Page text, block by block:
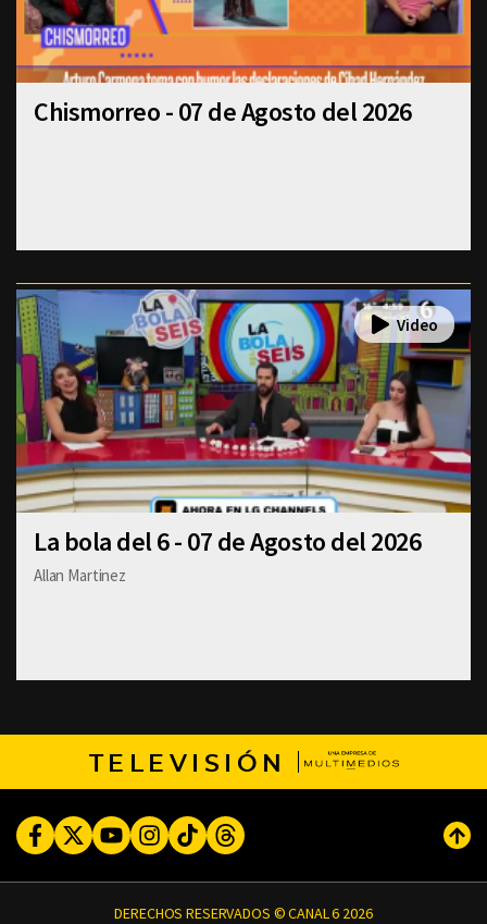
Chismorreo - 07 de Agosto del 2026
La bola del 6 - 07 de Agosto del 2026
Allan Martinez
TELEVISIÓN
FacebookTwitterYoutubeInstagram
TikTokThreads
DERECHOS RESERVADOS © CANAL 6 2026